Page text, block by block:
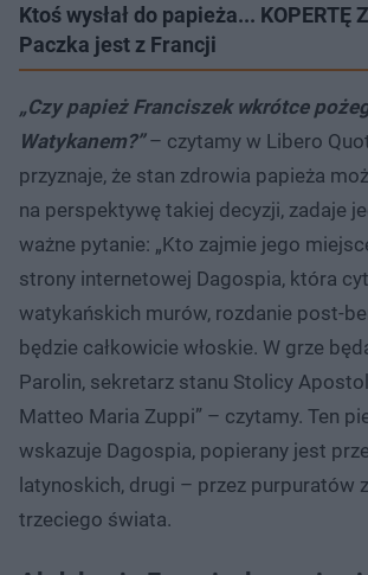
Ktoś wysłał do papieża... KOPERTĘ
Paczka jest z Francji
„Czy papież Franciszek wkrótce
Watykanem?”– czytamy w Libero
przyznaje, że stan zdrowia papieża
na perspektywę takiej decyzji, zadaje
ważne pytanie: „Kto zajmie jego
strony internetowej Dagospia, która
watykańskich murów, rozdanie post-
będzie całkowicie włoskie. W grze
Parolin, sekretarz stanu Stolicy
Matteo Maria Zuppi” – czytamy. Ten
wskazuje Dagospia, popierany jest
latynoskich, drugi – przez purpuratów
trzeciego świata.